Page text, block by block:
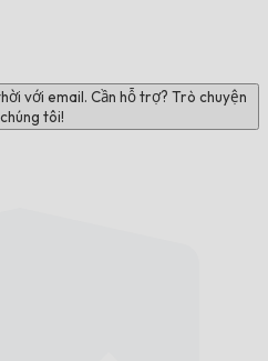
với email. Cần hỗ trợ? Trò chuyện
tôi!